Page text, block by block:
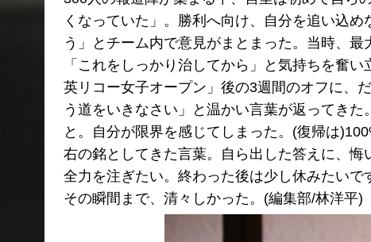
くなっていた」。勝利へ向け、自分を追い込
う」とチーム内で意見がまとまった。当時、
「これをしっかり治してから」と気持ちを奮
英リコー女子オープン」後の3週間のオフに、
う道をいきなさい」と温かい言葉が返ってき
と。自分が限界を感じてしまった。(復帰は
右の銘としてきた言葉。自ら出した答えに、
全力を注ぎたい。終わった後は少し休みたい
その瞬間まで、清々しかった。(編集部/林洋平)